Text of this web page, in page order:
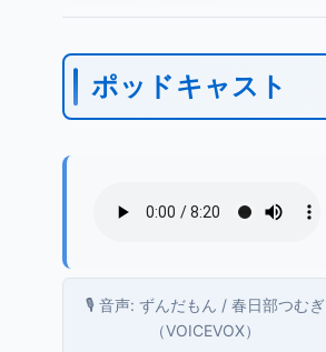
ポッドキャスト
🎙️ 音声: ずんだもん / 春日部つむぎ
（VOICEVOX）